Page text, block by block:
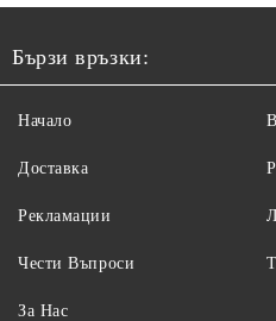
Бързи връзки:
Начало
Доставка
Рекламации
Чести Въпроси
За Нас